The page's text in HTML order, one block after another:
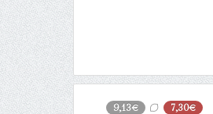
9,13€ 7,30€